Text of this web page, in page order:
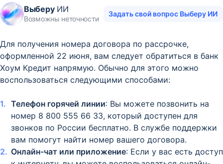
ВыберуИИ
Возможны неточности
Задать свой вопрос Выберу ИИ
Для получения номера договора по рассрочке,
оформленной 22 июня, вам следует обратиться в банк
Хоум Кредит напрямую. Обычно для этого можно
воспользоваться следующими способами:
Телефон горячей линии: Вы можете позвонить на
номер 8 800 555 66 33, который доступен для
звонков по России бесплатно. В службе поддержки
вам помогут найти номер вашего договора.
Онлайн-чат или приложение: Если у вас есть доступ